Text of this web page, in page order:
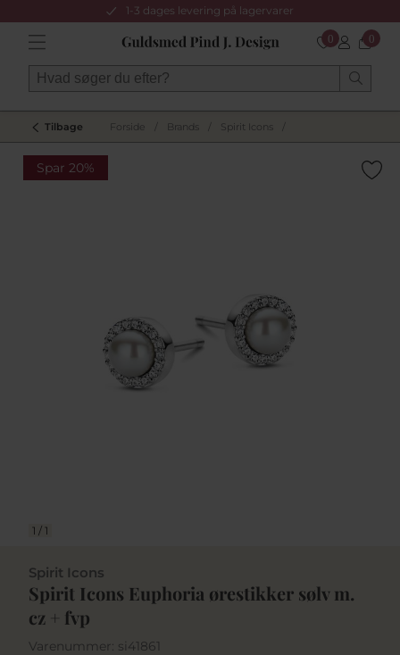
1-3 dages levering på lagervarer
0 0
Tilbage Forside Brands Spirit Icons
Spar 20%
1 / 1
Spirit Icons
Spirit Icons Euphoria ørestikker sølv m.
cz + fvp
Varenummer: si41861